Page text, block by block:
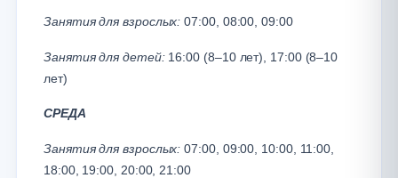
Занятия для взрослых:07:00, 08:00, 09:00
Занятия для детей: 16:00 (8–10 лет), 17:00 (8–10
лет)
СРЕДА
Занятия для взрослых:07:00, 09:00, 10:00, 11:00,
18:00, 19:00, 20:00, 21:00